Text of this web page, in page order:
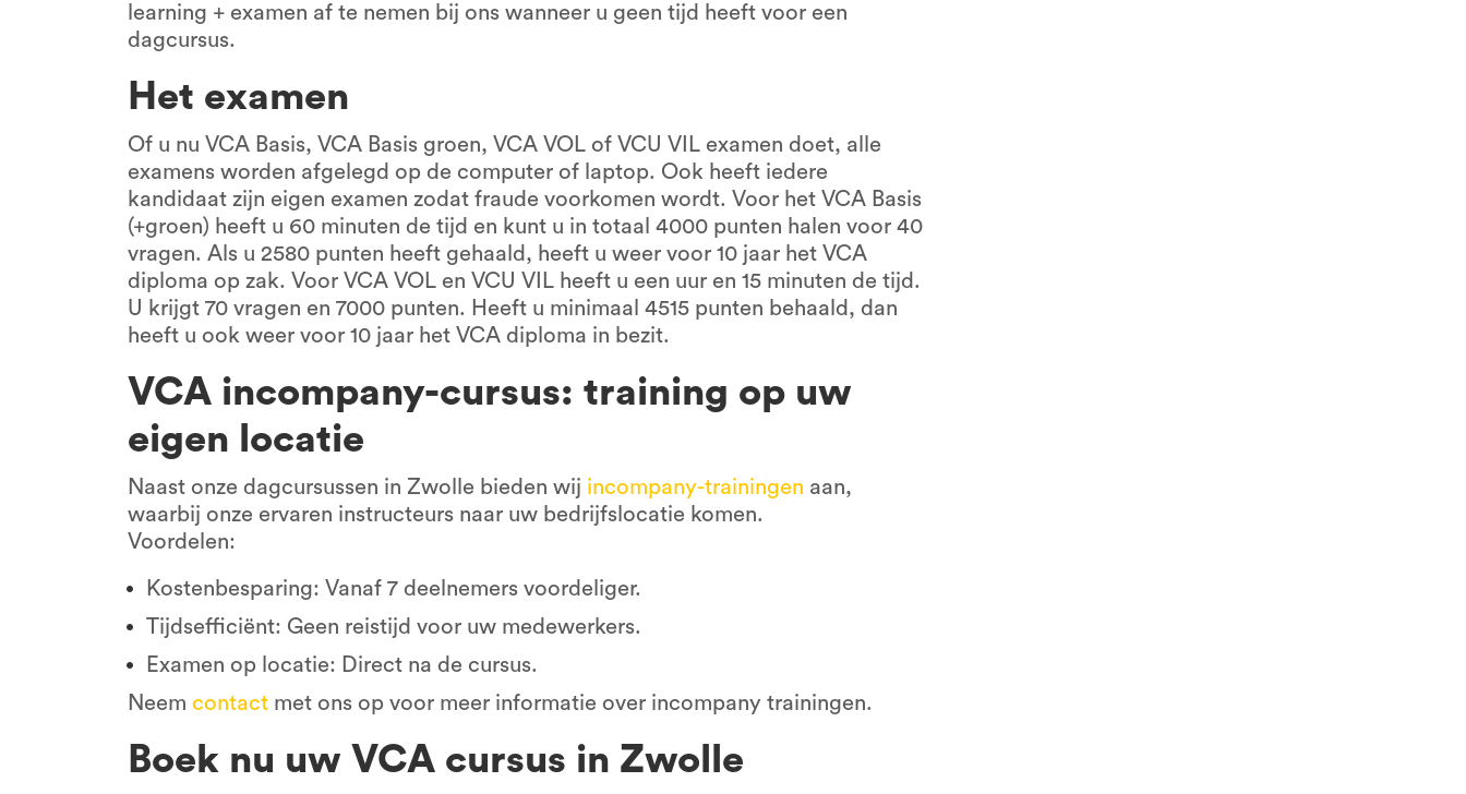
learning + examen af te nemen bij ons wanneer u geen tijd heeft voor een
dagcursus.
Het examen
Of u nu VCA Basis, VCA Basis groen, VCA VOL of VCU VIL examen doet, alle
examens worden afgelegd op de computer of laptop. Ook heeft iedere
kandidaat zijn eigen examen zodat fraude voorkomen wordt. Voor het VCA Basis
(+groen) heeft u 60 minuten de tijd en kunt u in totaal 4000 punten halen voor 40
vragen. Als u 2580 punten heeft gehaald, heeft u weer voor 10 jaar het VCA
diploma op zak. Voor VCA VOL en VCU VIL heeft u een uur en 15 minuten de tijd.
U krijgt 70 vragen en 7000 punten. Heeft u minimaal 4515 punten behaald, dan
heeft u ook weer voor 10 jaar het VCA diploma in bezit.
VCA incompany-cursus: training op uw
eigen locatie
Naast onze dagcursussen in Zwolle bieden wij incompany-trainingen aan,
waarbij onze ervaren instructeurs naar uw bedrijfslocatie komen.
Voordelen:
Kostenbesparing: Vanaf 7 deelnemers voordeliger.
Tijdsefficiënt: Geen reistijd voor uw medewerkers.
Examen op locatie: Direct na de cursus.
Neem contact met ons op voor meer informatie over incompany trainingen.
Boek nu uw VCA cursus in Zwolle